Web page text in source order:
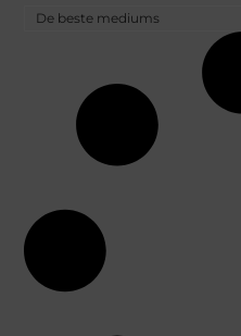
De beste mediums